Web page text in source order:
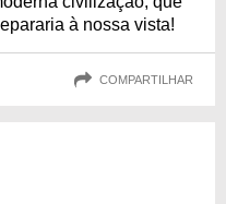
à nossa vista!
COMPARTILHAR